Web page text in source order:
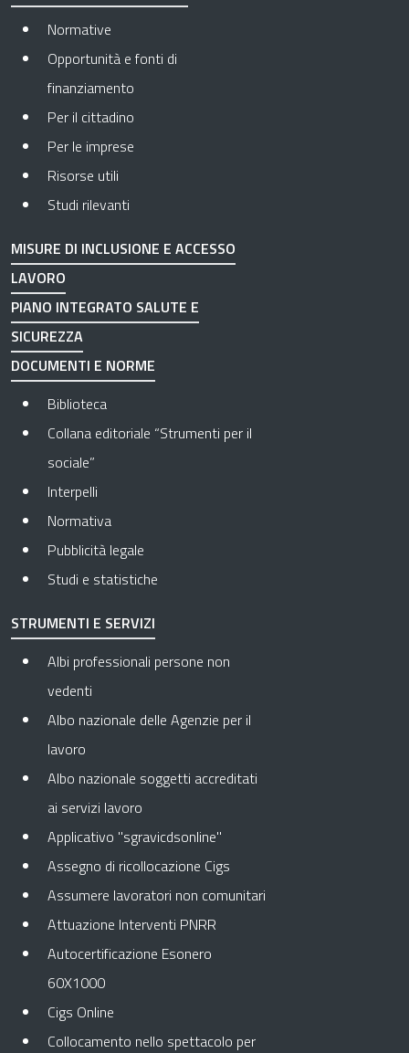
Normative
Opportunità e fonti di
finanziamento
Per il cittadino
Per le imprese
Risorse utili
Studi rilevanti
MISURE DI INCLUSIONE E ACCESSO
LAVORO
PIANO INTEGRATO SALUTE E
SICUREZZA
DOCUMENTI E NORME
Biblioteca
Collana editoriale “Strumenti per il
sociale”
Interpelli
Normativa
Pubblicità legale
Studi e statistiche
STRUMENTI E SERVIZI
Albi professionali persone non
vedenti
Albo nazionale delle Agenzie per il
lavoro
Albo nazionale soggetti accreditati
ai servizi lavoro
Applicativo "sgravicdsonline"
Assegno di ricollocazione Cigs
Assumere lavoratori non comunitari
Attuazione Interventi PNRR
Autocertificazione Esonero
60X1000
Cigs Online
Collocamento nello spettacolo per